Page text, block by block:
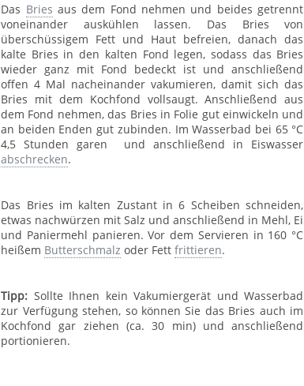
Das Bries aus dem Fond nehmen und beides getrennt
voneinander auskühlen lassen. Das Bries von
überschüssigem Fett und Haut befreien, danach das
kalte Bries in den kalten Fond legen, sodass das Bries
wieder ganz mit Fond bedeckt ist und anschließend
offen 4 Mal nacheinander vakumieren, damit sich das
Bries mit dem Kochfond vollsaugt. Anschließend aus
dem Fond nehmen, das Bries in Folie gut einwickeln und
an beiden Enden gut zubinden. Im Wasserbad bei 65 °C
4,5 Stunden garen und anschließend in Eiswasser
abschrecken.
Das Bries im kalten Zustant in 6 Scheiben schneiden,
etwas nachwürzen mit Salz und anschließend in Mehl, Ei
und Paniermehl panieren. Vor dem Servieren in 160 °C
heißem Butterschmalz oder Fettfrittieren.
Tipp: Sollte Ihnen kein Vakumiergerät und Wasserbad
zur Verfügung stehen, so können Sie das Bries auch im
Kochfond gar ziehen (ca. 30 min) und anschließend
portionieren.